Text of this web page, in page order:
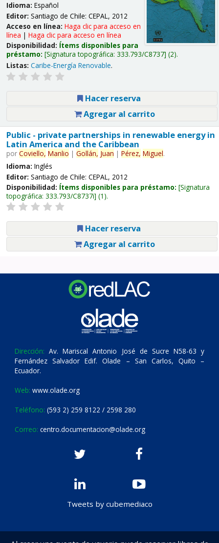
Idioma: Español
Editor: Santiago de Chile: CEPAL, 2012
Acceso en línea: Haga clic para acceso en
línea | Haga clic para acceso en línea
Disponibilidad: Ítems disponibles para
préstamo: Signatura topográfica: 333.793/C8737 (2).
Listas: Caribe-Energía Renovable.
Hacer reserva
Agregar al carrito
Public - private partnerships in renewable energy in
Latin America and the Caribbean
por Coviello, Manlio | Gollán, Juan | Pérez, Miguel.
Idioma: Inglés
Editor: Santiago de Chile: CEPAL, 2012
Disponibilidad: Ítems disponibles para préstamo: Signatura
topográfica: 333.793/C8737i (1).
Hacer reserva
Agregar al carrito
Dirección: Av. Mariscal Antonio José de Sucre N58-63 y
Fernández Salvador Edif. Olade – San Carlos, Quito –
Ecuador.
Web: www.olade.org
Teléfono: (593 2) 259 8122 / 2598 280
Correo: centro.documentacion@olade.org
Tweets by cubemediaco